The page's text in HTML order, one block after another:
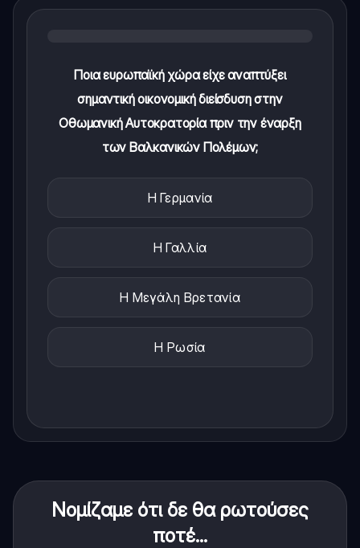
Ποια ευρωπαϊκή χώρα είχε αναπτύξει
σημαντική οικονομική διείσδυση στην
Οθωμανική Αυτοκρατορία πριν την έναρξη
των Βαλκανικών Πολέμων;
Η Γερμανία
Η Γαλλία
Η Μεγάλη Βρετανία
Η Ρωσία
Νομίζαμε ότι δε θα ρωτούσες
ποτέ...